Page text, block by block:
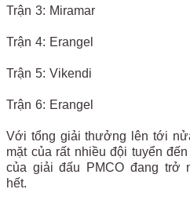
Trận 3: Miramar
Trận 4: Erangel
Trận 5: Vikendi
Trận 6: Erangel
Với tổng giải thưởng lên tới
mặt của rất nhiều đội tuyển
của giải đấu PMCO đang trở
hết.